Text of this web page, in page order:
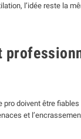
l’idée reste la
pro doivent être
et